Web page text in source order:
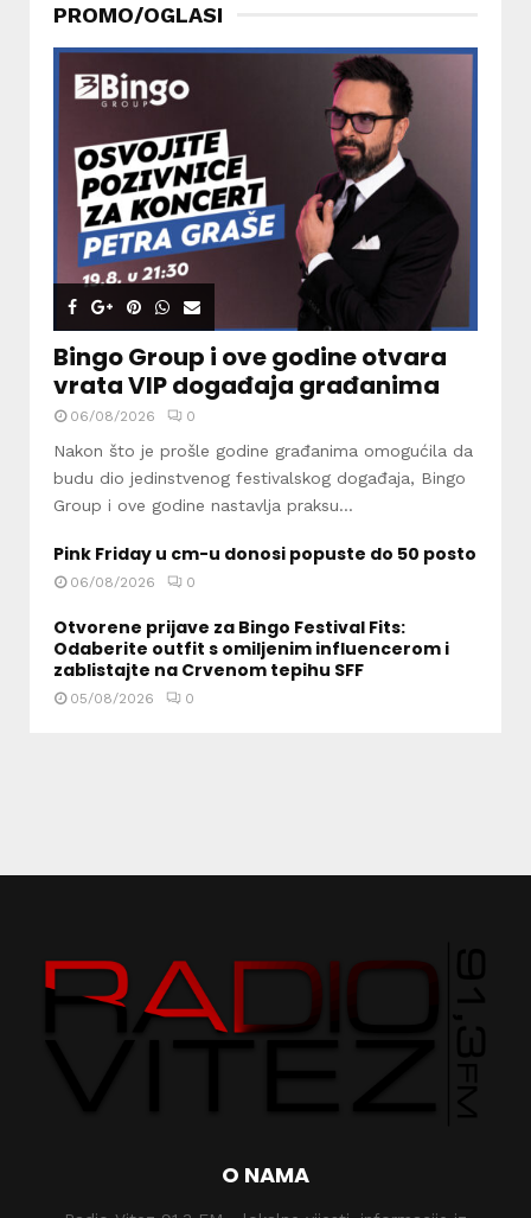
PROMO/OGLASI
Bingo Group i ove godine otvara
vrata VIP događaja građanima
06/08/2026 0
Nakon što je prošle godine građanima omogućila da
budu dio jedinstvenog festivalskog događaja, Bingo
Group i ove godine nastavlja praksu...
Pink Friday u cm-u donosi popuste do 50 posto
06/08/2026 0
Otvorene prijave za Bingo Festival Fits:
Odaberite outfit s omiljenim influencerom i
zablistajte na Crvenom tepihu SFF
05/08/2026 0
O NAMA